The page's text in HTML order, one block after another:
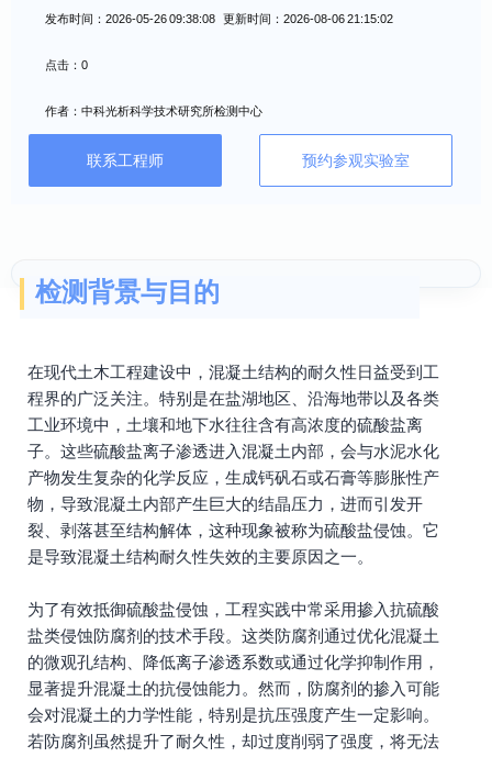
发布时间：2026-05-26 09:38:08 更新时间：2026-08-06 21:15:02
点击：0
作者：中科光析科学技术研究所检测中心
联系工程师 预约参观实验室
检测背景与目的
在现代土木工程建设中，混凝土结构的耐久性日益受到工
程界的广泛关注。特别是在盐湖地区、沿海地带以及各类
工业环境中，土壤和地下水往往含有高浓度的硫酸盐离
子。这些硫酸盐离子渗透进入混凝土内部，会与水泥水化
产物发生复杂的化学反应，生成钙矾石或石膏等膨胀性产
物，导致混凝土内部产生巨大的结晶压力，进而引发开
裂、剥落甚至结构解体，这种现象被称为硫酸盐侵蚀。它
是导致混凝土结构耐久性失效的主要原因之一。
为了有效抵御硫酸盐侵蚀，工程实践中常采用掺入抗硫酸
盐类侵蚀防腐剂的技术手段。这类防腐剂通过优化混凝土
的微观孔结构、降低离子渗透系数或通过化学抑制作用，
显著提升混凝土的抗侵蚀能力。然而，防腐剂的掺入可能
会对混凝土的力学性能，特别是抗压强度产生一定影响。
若防腐剂虽然提升了耐久性，却过度削弱了强度，将无法